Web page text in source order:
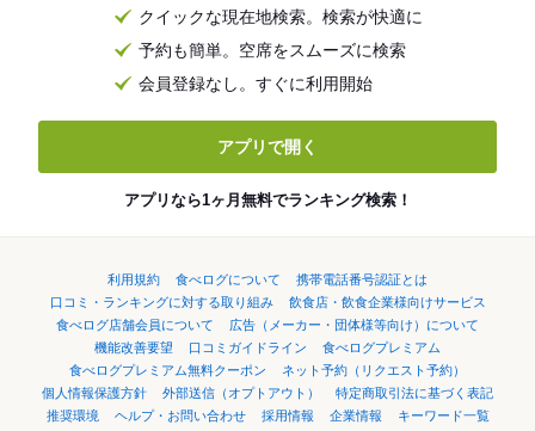
クイックな現在地検索。検索が快適に
予約も簡単。空席をスムーズに検索
会員登録なし。すぐに利用開始
アプリで開く
アプリなら1ヶ月無料でランキング検索！
利用規約 食べログについて
携帯電話番号認証とは
口コミ・ランキングに対する取り組み
飲食店・飲食企業様向けサービス
食べログ店舗会員について
広告（メーカー・団体様等向け）について
機能改善要望
口コミガイドライン
食べログプレミアム
食べログプレミアム無料クーポン
ネット予約（リクエスト予約）
個人情報保護方針
外部送信（オプトアウト）
特定商取引法に基づく表記
推奨環境
ヘルプ・お問い合わせ 採用情報 企業情報
キーワード一覧